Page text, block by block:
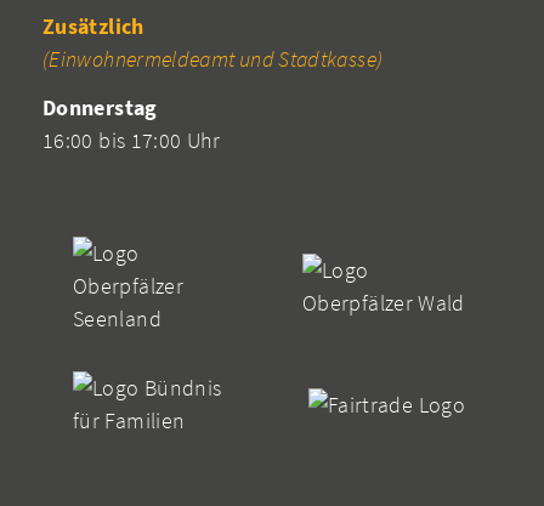
Zusätzlich
(Einwohnermeldeamt und Stadtkasse)
Donnerstag
16:00 bis 17:00 Uhr